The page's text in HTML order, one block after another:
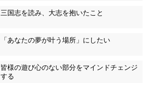
三国志を読み、大志を抱いたこと
「あなたの夢が叶う場所」にしたい
皆様の遊び心のない部分をマインドチェンジ
する